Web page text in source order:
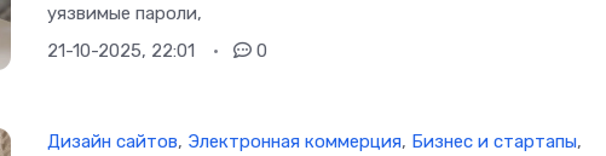
уязвимые пароли,
21-10-2025, 22:01
0
Дизайн сайтов, Электронная коммерция, Бизнес и стартапы,